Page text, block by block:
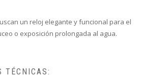
un reloj elegante y funcional para el
o exposición prolongada al agua.
TÉCNICAS: